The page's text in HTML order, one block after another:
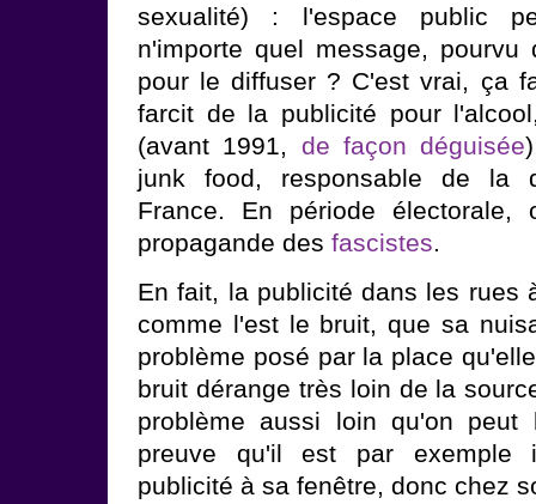
sexualité) : l'espace public
n'importe quel message, pourvu
pour le diffuser ? C'est vrai, ça
farcit de la publicité pour
(avant 1991, de façon déguisée
junk food, responsable de la
France. En période
propagande des fascistes.
En fait, la publicité dans les rues
comme l'est le bruit, que sa
problème posé par la place
bruit dérange très loin de la
problème aussi loin qu'on
preuve qu'il est par exemple
publicité à sa fenêtre, donc chez